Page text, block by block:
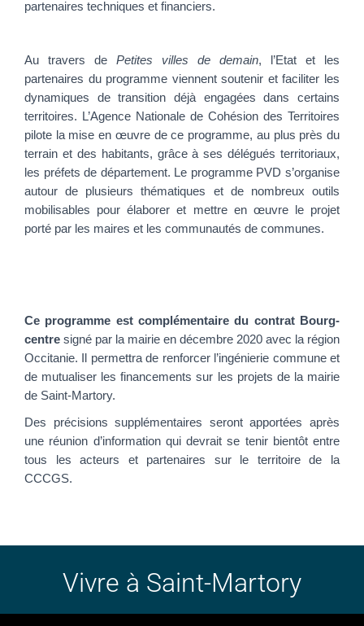
partenaires techniques et financiers.
Au travers de Petites villes de demain, l’Etat et les
partenaires du programme viennent soutenir et faciliter les
dynamiques de transition déjà engagées dans certains
territoires. L’Agence Nationale de Cohésion des Territoires
pilote la mise en œuvre de ce programme, au plus près du
terrain et des habitants, grâce à ses délégués territoriaux,
les préfets de département. Le programme PVD s’organise
autour de plusieurs thématiques et de nombreux outils
mobilisables pour élaborer et mettre en œuvre le projet
porté par les maires et les communautés de communes.
Ce programme est complémentaire du contrat Bourg-
centre signé par la mairie en décembre 2020 avec la région
Occitanie. Il permettra de renforcer l’ingénierie commune et
de mutualiser les financements sur les projets de la mairie
de Saint-Martory.
Des précisions supplémentaires seront apportées après
une réunion d’information qui devrait se tenir bientôt entre
tous les acteurs et partenaires sur le territoire de la
CCCGS.
Vivre à Saint-Martory